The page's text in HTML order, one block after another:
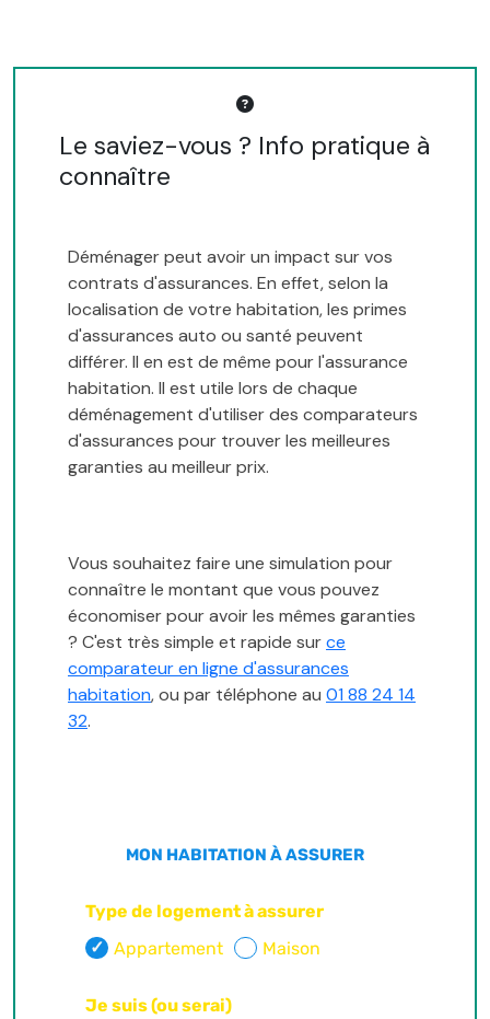
Le saviez-vous ? Info pratique à
connaître
Déménager peut avoir un impact sur vos
contrats d'assurances. En effet, selon la
localisation de votre habitation, les primes
d'assurances auto ou santé peuvent
différer. Il en est de même pour l'assurance
habitation. Il est utile lors de chaque
déménagement d'utiliser des comparateurs
d'assurances pour trouver les meilleures
garanties au meilleur prix.
Vous souhaitez faire une simulation pour
connaître le montant que vous pouvez
économiser pour avoir les mêmes garanties
? C'est très simple et rapide surce
comparateur en ligne d'assurances
habitation, ou par téléphone au 01 88 24 14
32.